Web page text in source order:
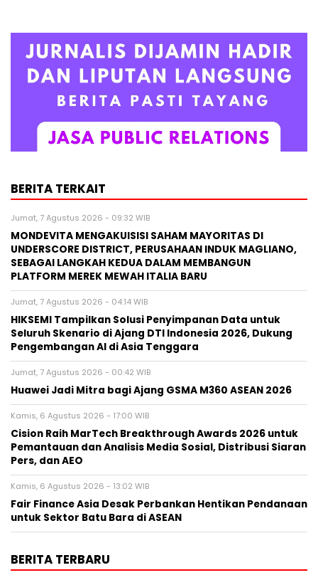
BERITA TERKAIT
Jumat, 7 Agustus 2026 - 09:32 WIB
MONDEVITA MENGAKUISISI SAHAM MAYORITAS DI
UNDERSCORE DISTRICT, PERUSAHAAN INDUK MAGLIANO,
SEBAGAI LANGKAH KEDUA DALAM MEMBANGUN
PLATFORM MEREK MEWAH ITALIA BARU
Jumat, 7 Agustus 2026 - 04:14 WIB
HIKSEMI Tampilkan Solusi Penyimpanan Data untuk
Seluruh Skenario di Ajang DTI Indonesia 2026, Dukung
Pengembangan AI di Asia Tenggara
Jumat, 7 Agustus 2026 - 00:42 WIB
Huawei Jadi Mitra bagi Ajang GSMA M360 ASEAN 2026
Kamis, 6 Agustus 2026 - 17:00 WIB
Cision Raih MarTech Breakthrough Awards 2026 untuk
Pemantauan dan Analisis Media Sosial, Distribusi Siaran
Pers, dan AEO
Kamis, 6 Agustus 2026 - 13:02 WIB
Fair Finance Asia Desak Perbankan Hentikan Pendanaan
untuk Sektor Batu Bara di ASEAN
BERITA TERBARU